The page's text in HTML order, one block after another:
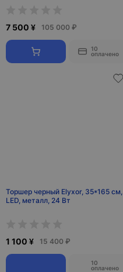
7 500 ¥ 105 000 ₽
10
оплачено
Торшер черный Elyxor, 35*165 см,
LED, металл, 24 Вт
1 100 ¥ 15 400 ₽
10
оплачено